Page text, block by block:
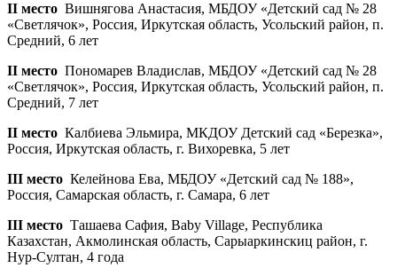
II место Вишнягова Анастасия, МБДОУ «Детский сад № 28
«Светлячок», Россия, Иркутская область, Усольский район, п.
Средний, 6 лет
II место Пономарев Владислав, МБДОУ «Детский сад № 28
«Светлячок», Россия, Иркутская область, Усольский район, п.
Средний, 7 лет
II место Калбиева Эльмира, МКДОУ Детский сад «Березка»,
Россия, Иркутская область, г. Вихоревка, 5 лет
III место Келейнова Ева, МБДОУ «Детский сад № 188»,
Россия, Самарская область, г. Самара, 6 лет
III место Ташаева Сафия, Baby Village, Республика
Казахстан, Акмолинская область, Сарыаркинскиц район, г.
Нур-Султан, 4 года